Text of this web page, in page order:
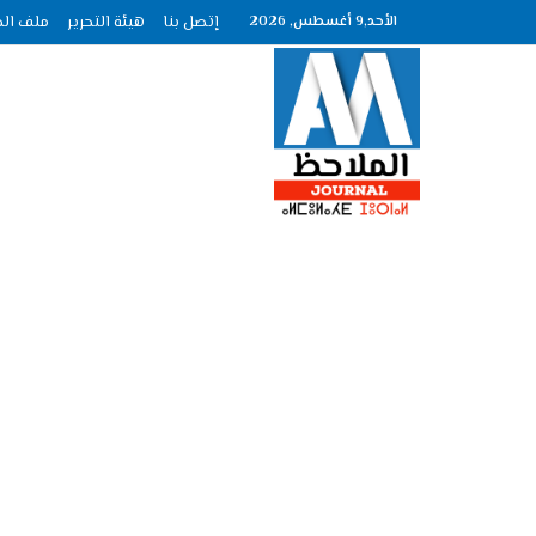
الأحد,9 أغسطس, 2026 إتصل بنا هيئة التحرير ملف الصحافة